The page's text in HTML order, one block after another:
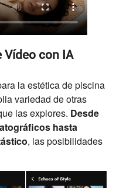
Vídeo con IA
la estética de piscina
variedad de otras
las explores. Desde
hasta
, las posibilidades